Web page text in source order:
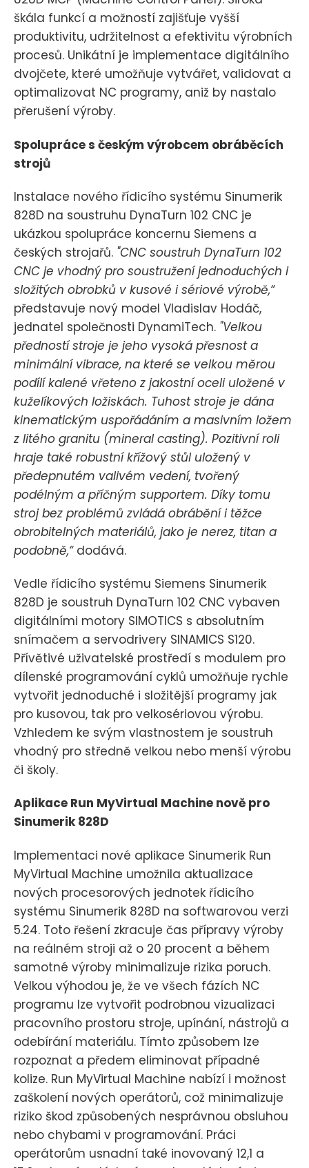
škála funkcí a možností zajišťuje vyšší
produktivitu, udržitelnost a efektivitu výrobních
procesů. Unikátní je implementace digitálního
dvojčete, které umožňuje vytvářet, validovat a
optimalizovat NC programy, aniž by nastalo
přerušení výroby.
Spolupráce s českým výrobcem obráběcích
strojů
Instalace nového řídicího systému Sinumerik
828D na soustruhu DynaTurn 102 CNC je
ukázkou spolupráce koncernu Siemens a
českých strojařů. "CNC soustruh DynaTurn 102
CNC je vhodný pro soustružení jednoduchých i
složitých obrobků v kusové i sériové výrobě,“
představuje nový model Vladislav Hodáč,
jednatel společnosti DynamiTech. "Velkou
předností stroje je jeho vysoká přesnost a
minimální vibrace, na které se velkou měrou
podílí kalené vřeteno z jakostní oceli uložené v
kuželíkových ložiskách. Tuhost stroje je dána
kinematickým uspořádáním a masivním ložem
z litého granitu (mineral casting). Pozitivní roli
hraje také robustní křížový stůl uložený v
předepnutém valivém vedení, tvořený
podélným a příčným supportem. Díky tomu
stroj bez problémů zvládá obrábění i těžce
obrobitelných materiálů, jako je nerez, titan a
podobně,“dodává.
Vedle řídicího systému Siemens Sinumerik
828D je soustruh DynaTurn 102 CNC vybaven
digitálními motory SIMOTICS s absolutním
snímačem a servodrivery SINAMICS S120.
Přívětivé uživatelské prostředí s modulem pro
dílenské programování cyklů umožňuje rychle
vytvořit jednoduché i složitější programy jak
pro kusovou, tak pro velkosériovou výrobu.
Vzhledem ke svým vlastnostem je soustruh
vhodný pro středně velkou nebo menší výrobu
či školy.
Aplikace Run MyVirtual Machine nově pro
Sinumerik 828D
Implementaci nové aplikace Sinumerik Run
MyVirtual Machine umožnila aktualizace
nových procesorových jednotek řídicího
systému Sinumerik 828D na softwarovou verzi
5.24. Toto řešení zkracuje čas přípravy výroby
na reálném stroji až o 20 procent a během
samotné výroby minimalizuje rizika poruch.
Velkou výhodou je, že ve všech fázích NC
programu lze vytvořit podrobnou vizualizaci
pracovního prostoru stroje, upínání, nástrojů a
odebírání materiálu. Tímto způsobem lze
rozpoznat a předem eliminovat případné
kolize. Run MyVirtual Machine nabízí i možnost
zaškolení nových operátorů, což minimalizuje
riziko škod způsobených nesprávnou obsluhou
nebo chybami v programování. Práci
operátorům usnadní také inovovaný 12,1 a